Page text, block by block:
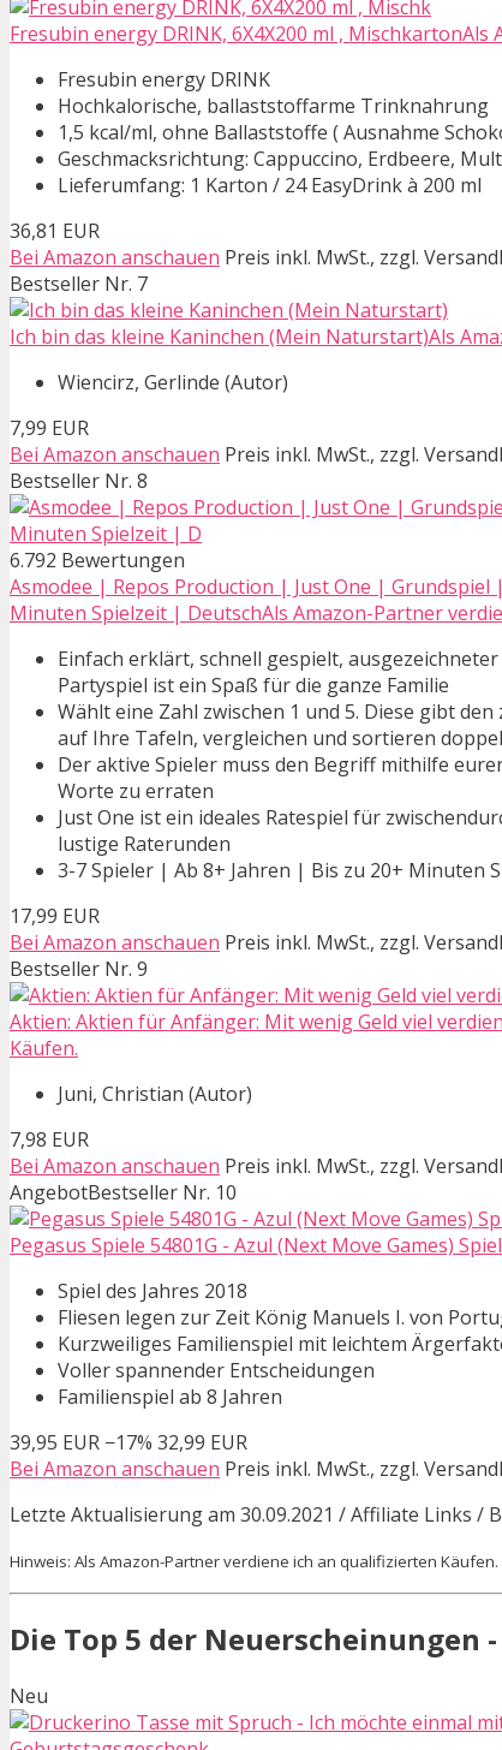
Fresubin energy DRINK, 6X4X200 ml ,
Fresubin energy DRINK
Hochkalorische, ballaststoffarme Trinknahrung
1,5 kcal/ml, ohne Ballaststoffe ( Ausnahme
Geschmacksrichtung: Cappuccino, Erdbeere,
Lieferumfang: 1 Karton / 24 EasyDrink à 200 ml
36,81 EUR
Bei Amazon anschauen Preis inkl. MwSt., zzgl.
Bestseller Nr. 7
Ich bin das kleine Kaninchen (Mein Naturstart)Als
Wiencirz, Gerlinde (Autor)
7,99 EUR
Bei Amazon anschauen Preis inkl. MwSt., zzgl.
Bestseller Nr. 8
6.792 Bewertungen
Asmodee | Repos Production | Just One |
Minuten Spielzeit | DeutschAls Amazon-Partner
Einfach erklärt, schnell gespielt,
Partyspiel ist ein Spaß für die ganze Familie
Wählt eine Zahl zwischen 1 und 5. Diese gibt
auf Ihre Tafeln, vergleichen und sortieren
Der aktive Spieler muss den Begriff mithilfe
Worte zu erraten
Just One ist ein ideales Ratespiel für
lustige Raterunden
3-7 Spieler | Ab 8+ Jahren | Bis zu 20+ Minuten
17,99 EUR
Bei Amazon anschauen Preis inkl. MwSt., zzgl.
Bestseller Nr. 9
Aktien: Aktien für Anfänger: Mit wenig Geld viel
Käufen.
Juni, Christian (Autor)
7,98 EUR
Bei Amazon anschauen Preis inkl. MwSt., zzgl.
AngebotBestseller Nr. 10
Pegasus Spiele 54801G - Azul (Next Move Games)
Spiel des Jahres 2018
Fliesen legen zur Zeit König Manuels I. von
Kurzweiliges Familienspiel mit leichtem
Voller spannender Entscheidungen
Familienspiel ab 8 Jahren
39,95 EUR −17% 32,99 EUR
Bei Amazon anschauen Preis inkl. MwSt., zzgl.
Letzte Aktualisierung am 30.09.2021 / Affiliate Links /
Hinweis: Als Amazon-Partner verdiene ich an qualifizierten Käufen.
Die Top 5 der
Neu